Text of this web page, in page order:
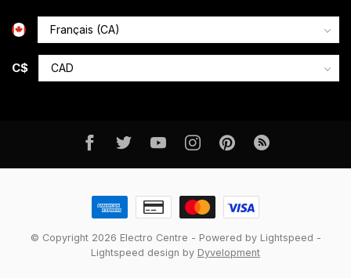
C$
© Copyright 2026 Electro Centre - Powered by Lightspeed -
Lightspeed design by Dyvelopment